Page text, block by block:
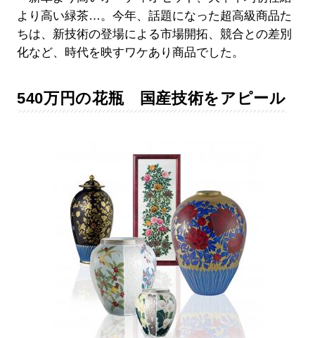
より高い緑茶…。今年、話題になった超高級商品た
ちは、新技術の登場による市場開拓、競合との差別
化など、時代を映すワケあり商品でした。
540万円の花瓶 国産技術をアピール